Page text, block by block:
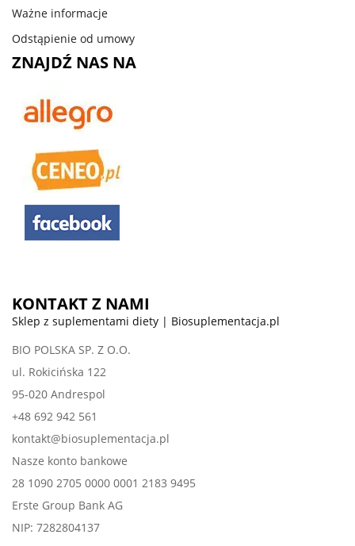
Ważne informacje
Odstąpienie od umowy
ZNAJDŹ NAS NA
KONTAKT Z NAMI
Sklep z suplementami diety | Biosuplementacja.pl
BIO POLSKA SP. Z O.O.
ul. Rokicińska 122
95-020 Andrespol
+48 692 942 561
kontakt@biosuplementacja.pl
Nasze konto bankowe
28 1090 2705 0000 0001 2183 9495
Erste Group Bank AG
NIP: 7282804137